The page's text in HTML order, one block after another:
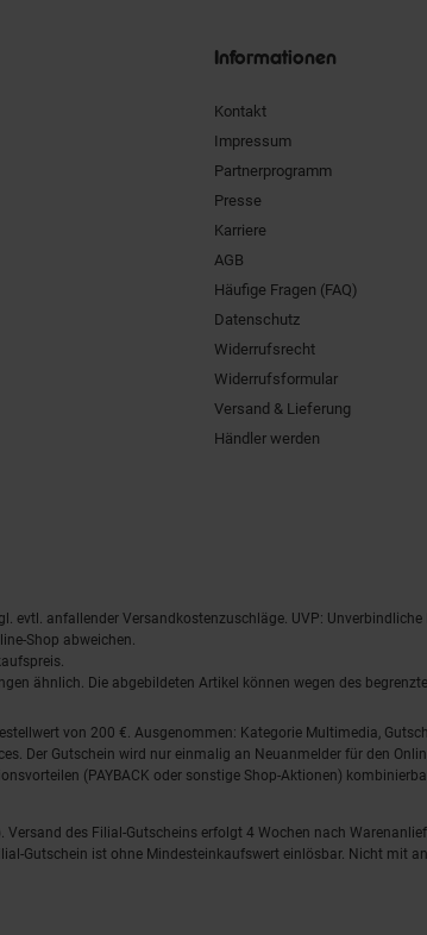
Informationen
Kontakt
Impressum
Partnerprogramm
Presse
Karriere
AGB
Häufige Fragen (FAQ)
Datenschutz
Widerrufsrecht
Widerrufsformular
Versand & Lieferung
Händler werden
evtl. anfallender Versandkostenzuschläge. UVP: Unverbindliche
Shop abweichen.
ähnlich. Die abgebildeten Artikel können wegen des
von 200 €. Ausgenommen: Kategorie Multimedia,
Der Gutschein wird nur einmalig an Neuanmelder für den
(PAYBACK oder sonstige Shop-Aktionen)
des Filial-Gutscheins erfolgt 4 Wochen nach
Gutschein ist ohne Mindesteinkaufswert einlösbar. Nicht mit